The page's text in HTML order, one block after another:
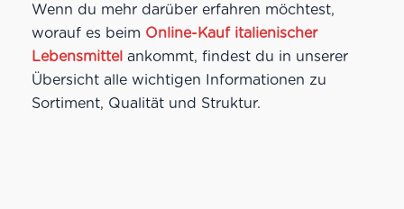
Wenn du mehr darüber erfahren möchtest,
worauf es beim Online-Kauf italienischer
Lebensmittelankommt, findest du in unserer
Übersicht alle wichtigen Informationen zu
Sortiment, Qualität und Struktur.